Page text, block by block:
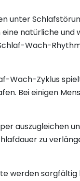
unter
natürliche und
Wach-
Wach-Zyklus
Bei einigen
auszugleichen
zu
werden